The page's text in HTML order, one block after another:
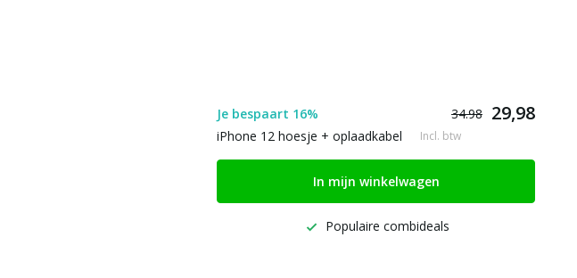
Je bespaart 16% 34.98 29,98
iPhone 12 hoesje + oplaadkabel Incl. btw
In mijn winkelwagen
Populaire combideals